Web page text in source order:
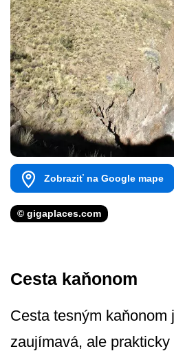
Zobraziť na Google mape
© gigaplaces.com
Cesta kaňonom
Cesta tesným kaňonom
zaujímavá, ale